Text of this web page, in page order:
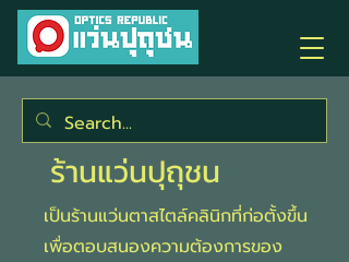
ร้านแว่นปุถุชน
เป็นร้านแว่นตาสไตล์คลินิกที่ก่อตั้งขึ้น
เพื่อตอบสนองความต้องการของ